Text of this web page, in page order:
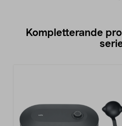
Kompletterande